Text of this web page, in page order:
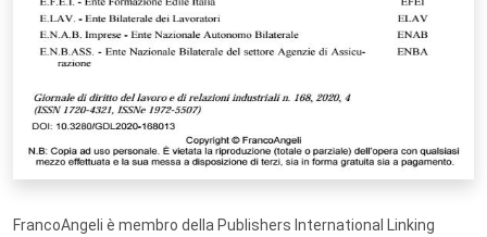
FrancoAngeli è membro della Publishers International Linking